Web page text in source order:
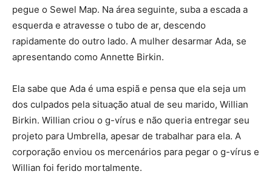
pegue o Sewel Map. Na área seguinte, suba a escada a
esquerda e atravesse o tubo de ar, descendo
rapidamente do outro lado. A mulher desarmar Ada, se
apresentando como Annette Birkin.
Ela sabe que Ada é uma espiã e pensa que ela seja um
dos culpados pela situação atual de seu marido, Willian
Birkin. Willian criou o g-vírus e não queria entregar seu
projeto para Umbrella, apesar de trabalhar para ela. A
corporação enviou os mercenários para pegar o g-vírus e
Willian foi ferido mortalmente.